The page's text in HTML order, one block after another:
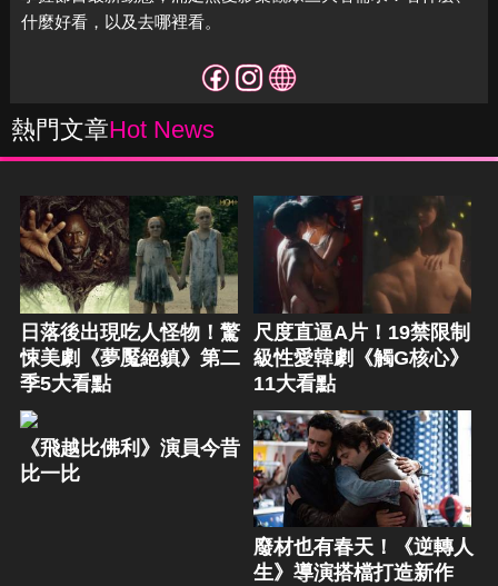
什麼好看，以及去哪裡看。
熱門文章Hot News
日落後出現吃人怪物！驚
悚美劇《夢魘絕鎮》第二
季5大看點
尺度直逼A片！19禁限制
級性愛韓劇《觸G核心》
11大看點
《飛越比佛利》演員今昔
比一比
廢材也有春天！《逆轉人
生》導演搭檔打造新作